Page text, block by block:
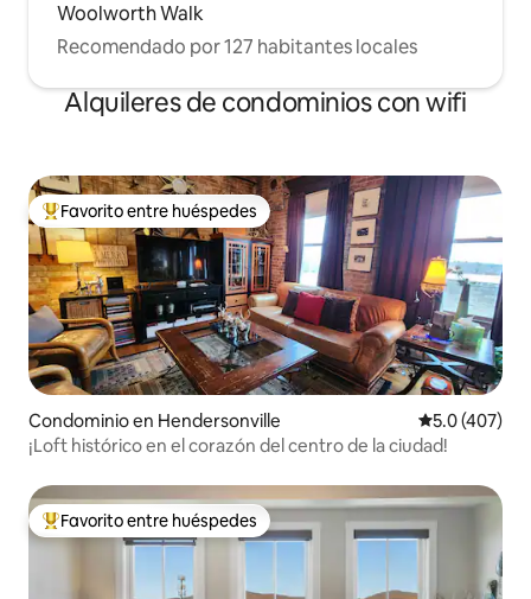
Woolworth Walk
Recomendado por 127 habitantes locales
Alquileres de condominios con wifi
De los mejores en Favorito entre huéspedes
Favorito entre huéspedes
Condominio en Hendersonville Calificación
5.0 (407)
¡Loft histórico en el corazón del centro de la ciudad!
De los mejores en Favorito entre huéspedes
Favorito entre huéspedes